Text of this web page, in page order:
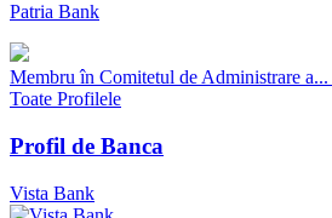
Patria Bank
Membru în Comitetul de Administrare a...
Toate Profilele
Profil de Banca
Vista Bank